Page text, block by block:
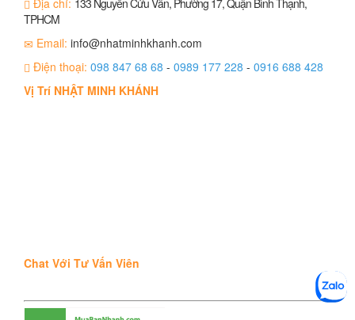
Địa chỉ: 133 Nguyễn Cửu Vân, Phường 17, Quận Bình Thạnh,
TPHCM
Email: info@nhatminhkhanh.com
Điện thoại: 098 847 68 68 - 0989 177 228 - 0916 688 428
Vị Trí NHẬT MINH KHÁNH
Chat Với Tư Vấn Viên